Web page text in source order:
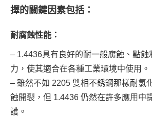
擇的關鍵因素包括：
耐腐蝕性能：
– 1.4436具有良好的耐一般腐蝕、點蝕
力，使其適合在各種工業環境中使用。
– 雖然不如 2205 雙相不銹鋼那樣耐氯
蝕開裂，但 1.4436 仍然在許多應用中
護。